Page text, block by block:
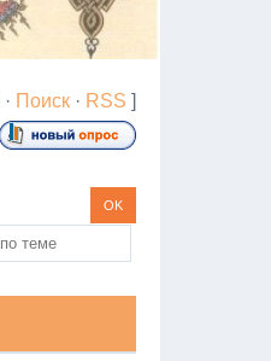
· Поиск · RSS ]